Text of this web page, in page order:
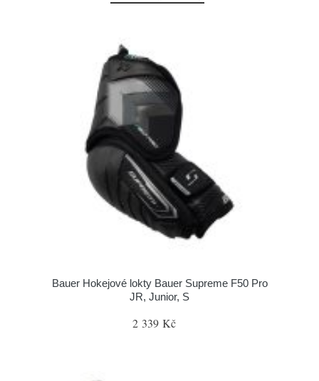
Bauer Hokejové lokty Bauer Supreme F50 Pro
JR, Junior, S
2 339 Kč